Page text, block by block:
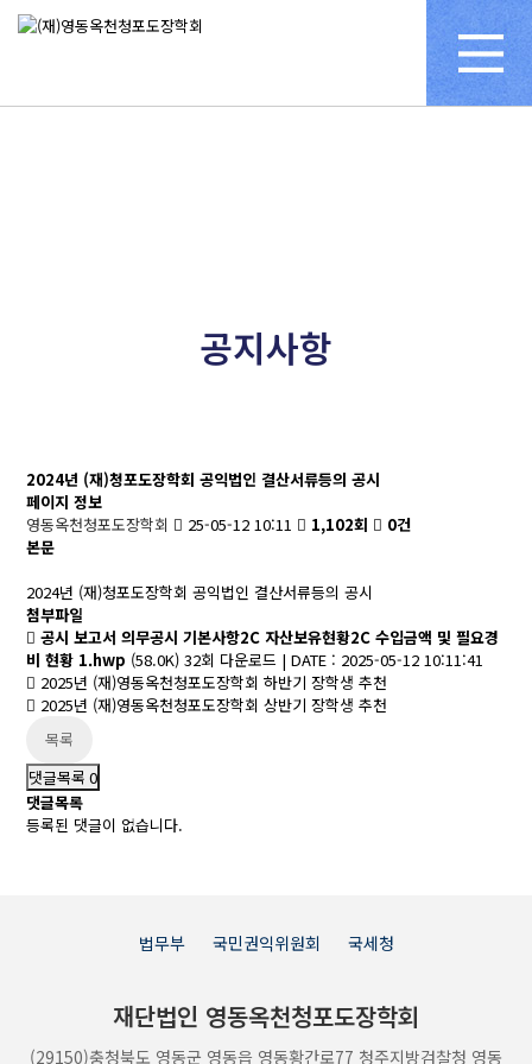
공지사항
2024년 (재)청포도장학회 공익법인 결산서류등의 공시
페이지 정보
영동옥천청포도장학회
25-05-12 10:11 1,102회
0건
본문
2024년 (재)청포도장학회 공익법인 결산서류등의 공시
첨부파일
공시 보고서 의무공시 기본사항2C 자산보유현황2C 수입금액 및 필요경
비 현황 1.hwp (58.0K)32회 다운로드 |DATE : 2025-05-12 10:11:41
2025년 (재)영동옥천청포도장학회 하반기 장학생 추천
2025년 (재)영동옥천청포도장학회 상반기 장학생 추천
목록
댓글목록0
댓글목록
등록된 댓글이 없습니다.
법무부 국민권익위원회 국세청
재단법인 영동옥천청포도장학회
(29150)충청북도 영동군 영동읍 영동황간로77 청주지방검찰청 영동